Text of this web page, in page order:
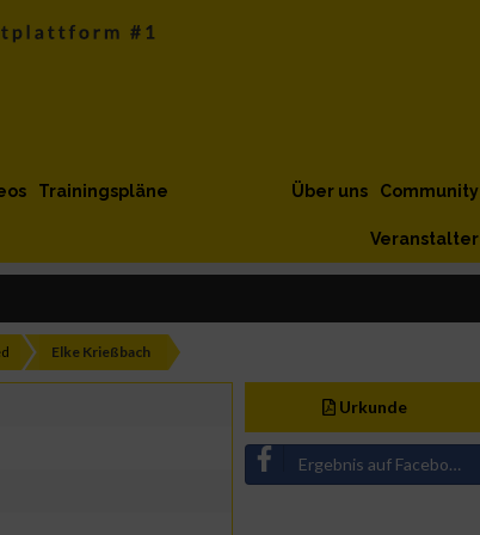
Trainingspläne Community
Über uns
Veranstalter
Elke Krießbach
Urkunde
Ergebnis auf Facebook teilen